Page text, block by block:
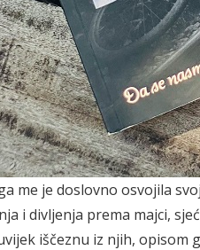
me je doslovno osvojila
i divljenja prema majci,
iščeznu iz njih, opisom